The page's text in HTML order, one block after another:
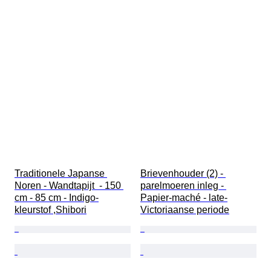
Traditionele Japanse
Noren - Wandtapijt  - 150
cm - 85 cm - Indigo-
kleurstof ,Shibori
Brievenhouder (2) -
parelmoeren inleg -
Papier-maché - late-
Victoriaanse periode